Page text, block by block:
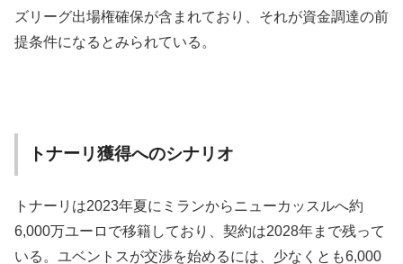
ズリーグ出場権確保が含まれており、それが資金調達の前
提条件になるとみられている。
トナーリ獲得へのシナリオ
トナーリは2023年夏にミランからニューカッスルへ約
6,000万ユーロで移籍しており、契約は2028年まで残って
いる。ユベントスが交渉を始めるには、少なくとも6,000